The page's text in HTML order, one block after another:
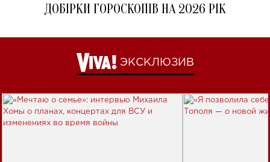
ДОБІРКИ ГОРОСКОПІВ НА 2026 РІК
ЭКСКЛЮЗИВ